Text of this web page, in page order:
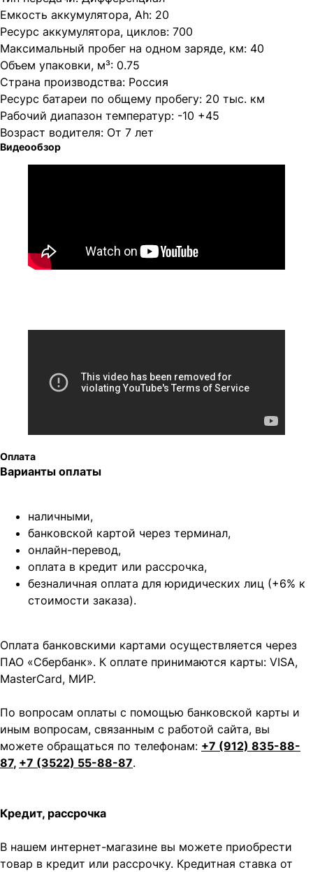
Емкость аккумулятора, Ah: 20
Ресурс аккумулятора, циклов: 700
Максимальный пробег на одном заряде, км: 40
Объем упаковки, м³: 0.75
Страна производства: Россия
Ресурс батареи по общему пробегу: 20 тыс. км
Рабочий диапазон температур: -10 +45
Возраст водителя: От 7 лет
Видеообзор
Оплата
Варианты оплаты
наличными,
банковской картой через терминал,
онлайн-перевод,
оплата в кредит или рассрочка,
безналичная оплата для юридических лиц (+6% к
стоимости заказа).
Оплата банковскими картами осуществляется через
ПАО «Сбербанк». К оплате принимаются карты: VISA,
MasterCard, МИР.
По вопросам оплаты с помощью банковской карты и
иным вопросам, связанным с работой сайта, вы
можете обращаться по телефонам: +7 (912) 835-88-
87, +7 (3522) 55-88-87.
Кредит, рассрочка
В нашем интернет-магазине вы можете приобрести
товар в кредит или рассрочку. Кредитная ставка от